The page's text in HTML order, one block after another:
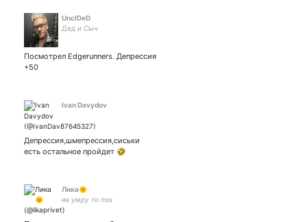
UnclDeD
Дед и Сыч
Посмотрел Edgerunners. Депрессия
+50
Ivan Davydov
Депрессия,шмепрессия,сиськи
есть остальное пройдет 🤣
Лика🌞
як умру то пох